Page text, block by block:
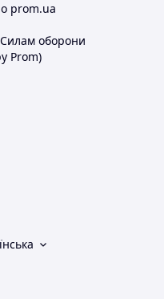
prom.ua
оборони
Prom)